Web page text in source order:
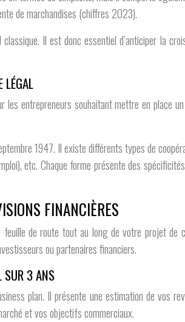
de marchandises (chiffres 2023).
Il est donc essentiel d’anticiper la
LÉGAL
entrepreneurs souhaitant mettre en place
1947. Il existe différents types de
etc. Chaque forme présente des
FINANCIÈRES
de route tout au long de votre projet
ou partenaires financiers.
SUR 3 ANS
plan. Il présente une estimation de vos
et vos objectifs commerciaux.